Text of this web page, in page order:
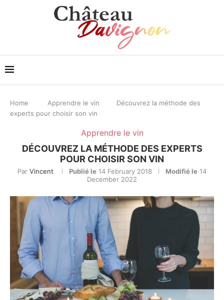
Home Apprendre le vin
Découvrez la méthode des
experts pour choisir son vin
Apprendre le vin
DÉCOUVREZ LA MÉTHODE DES EXPERTS
POUR CHOISIR SON VIN
Par Vincent Publié le 14 February 2018 Modifié le 14
December 2022